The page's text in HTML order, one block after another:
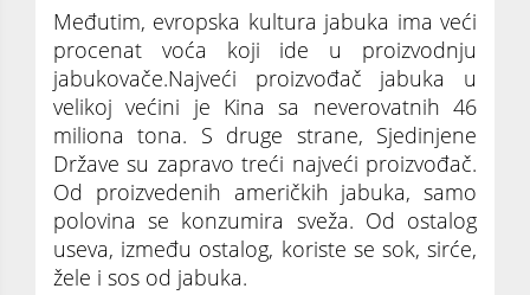
Međutim, evropska kultura jabuka ima veći
procenat voća koji ide u proizvodnju
jabukovače.Najveći proizvođač jabuka u
velikoj većini je Kina sa neverovatnih 46
miliona tona. S druge strane, Sjedinjene
Države su zapravo treći najveći proizvođač.
Od proizvedenih američkih jabuka, samo
polovina se konzumira sveža. Od ostalog
useva, između ostalog, koriste se sok, sirće,
žele i sos od jabuka.